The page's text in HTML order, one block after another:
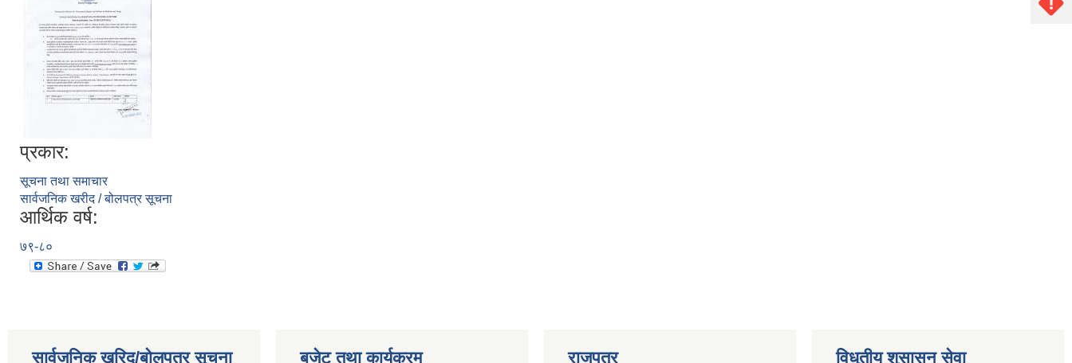
प्रकार:
सूचना तथा समाचार
सार्वजनिक खरीद / बोलपत्र सूचना
आर्थिक वर्ष:
७९-८०
सार्वजनिक खरिद/बोलपत्र सूचना बजेट तथा कार्यक्रम राजपत्र विधुतीय शुसासन सेवा